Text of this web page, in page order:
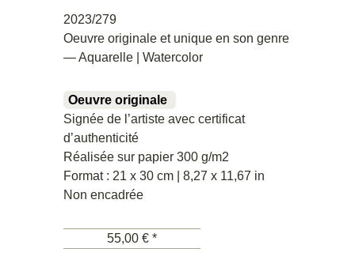
2023/279
Oeuvre originale et unique en son genre
— Aquarelle | Watercolor
Oeuvre originale
Signée de l’artiste avec certificat
d’authenticité
Réalisée sur papier 300 g/m2
Format : 21 x 30 cm | 8,27 x 11,67 in
Non encadrée
55,00 € *